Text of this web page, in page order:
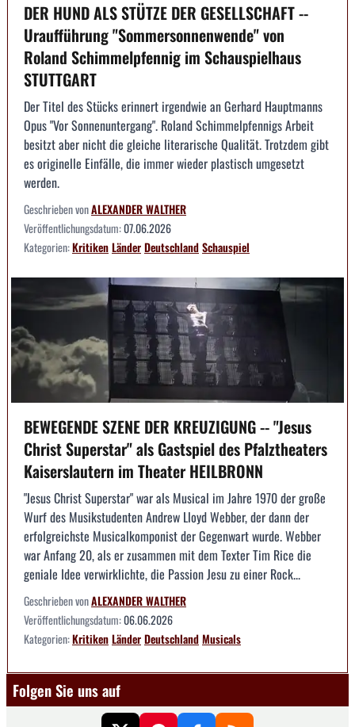
DER HUND ALS STÜTZE DER GESELLSCHAFT --
Uraufführung "Sommersonnenwende" von
Roland Schimmelpfennig im Schauspielhaus
STUTTGART
Der Titel des Stücks erinnert irgendwie an Gerhard Hauptmanns
Opus "Vor Sonnenuntergang". Roland Schimmelpfennigs Arbeit
besitzt aber nicht die gleiche literarische Qualität. Trotzdem gibt
es originelle Einfälle, die immer wieder plastisch umgesetzt
werden.
Geschrieben vonALEXANDER WALTHER
Veröffentlichungsdatum:07.06.2026
Kategorien:KritikenLänderDeutschlandSchauspiel
BEWEGENDE SZENE DER KREUZIGUNG -- "Jesus
Christ Superstar" als Gastspiel des Pfalztheaters
Kaiserslautern im Theater HEILBRONN
"Jesus Christ Superstar" war als Musical im Jahre 1970 der große
Wurf des Musikstudenten Andrew Lloyd Webber, der dann der
erfolgreichste Musicalkomponist der Gegenwart wurde. Webber
war Anfang 20, als er zusammen mit dem Texter Tim Rice die
geniale Idee verwirklichte, die Passion Jesu zu einer Rock...
Geschrieben vonALEXANDER WALTHER
Veröffentlichungsdatum:06.06.2026
Kategorien:KritikenLänderDeutschlandMusicals
Folgen Sie uns auf